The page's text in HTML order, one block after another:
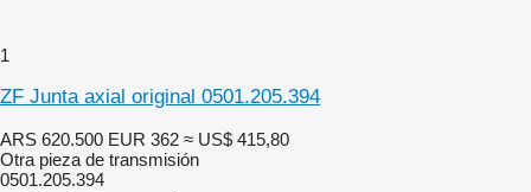
1
ZF Junta axial original 0501.205.394
ARS 620.500 EUR 362 ≈ US$ 415,80
Otra pieza de transmisión
0501.205.394